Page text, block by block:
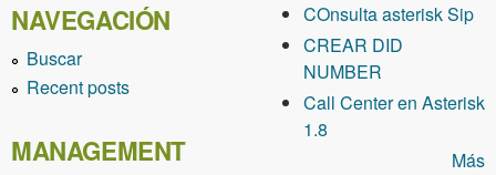
NAVEGACIÓN
Buscar
Recent posts
MANAGEMENT
COnsulta asterisk Sip
CREAR DID
NUMBER
Call Center en Asterisk
1.8
Más